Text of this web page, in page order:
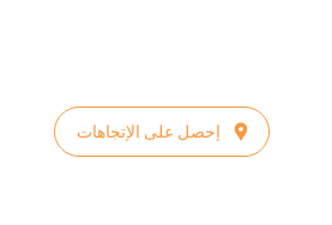
إحصل على الإتجاهات